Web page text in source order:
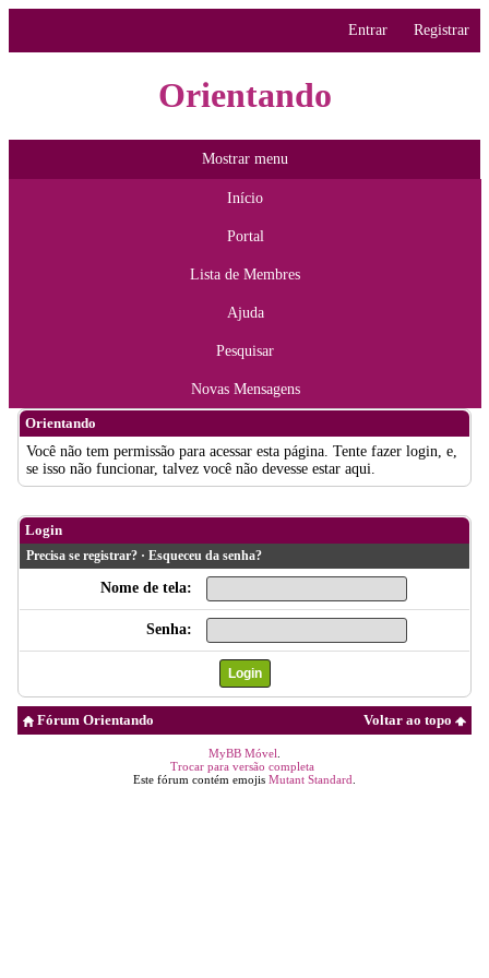
Entrar Registrar
Orientando
Mostrar menu
Início
Portal
Lista de Membres
Ajuda
Pesquisar
Novas Mensagens
Orientando
Você não tem permissão para acessar esta página. Tente fazer login, e,
se isso não funcionar, talvez você não devesse estar aqui.
Login
Precisa se registrar? · Esqueceu da senha?
Nome de tela:
Senha:
Voltar ao topo
Fórum Orientando
MyBB Móvel
Trocar para versão completa
Este fórum contém emojis Mutant Standard